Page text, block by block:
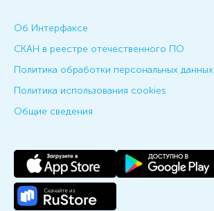
Об Интерфаксе
СКАН в реестре отечественного ПО
Политика обработки персональных данных
Политика использования cookies
Общие сведения